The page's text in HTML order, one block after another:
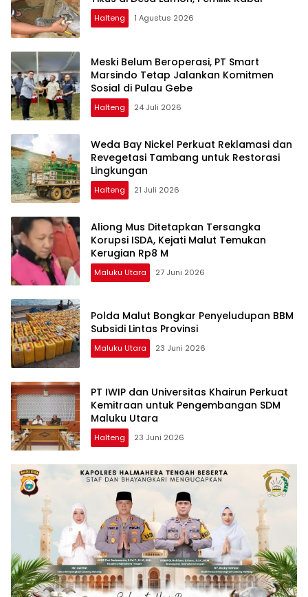
Halteng 1 Agustus 2026
Meski Belum Beroperasi, PT Smart
Marsindo Tetap Jalankan Komitmen
Sosial di Pulau Gebe
Halteng 24 Juli 2026
Weda Bay Nickel Perkuat Reklamasi dan
Revegetasi Tambang untuk Restorasi
Lingkungan
Halteng 21 Juli 2026
Aliong Mus Ditetapkan Tersangka
Korupsi ISDA, Kejati Malut Temukan
Kerugian Rp8 M
Maluku Utara 27 Juni 2026
Polda Malut Bongkar Penyeludupan BBM
Subsidi Lintas Provinsi
Maluku Utara 23 Juni 2026
PT IWIP dan Universitas Khairun Perkuat
Kemitraan untuk Pengembangan SDM
Maluku Utara
Halteng 23 Juni 2026